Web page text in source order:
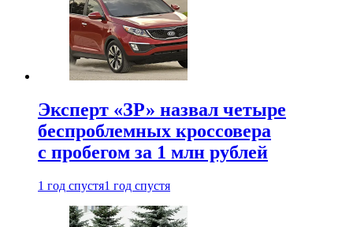
Эксперт «ЗР» назвал четыре
беспроблемных кроссовера
с пробегом за 1 млн рублей
1 год спустя1 год спустя